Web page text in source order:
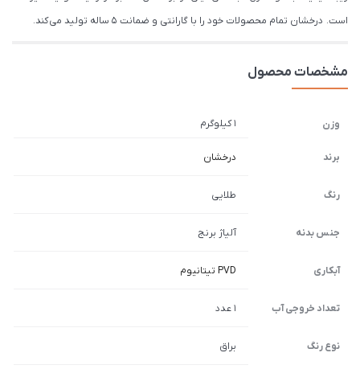
است. درخشان تمام محصولات خود را با گارانتی و ضمانت 5 ساله تولید می کند.
مشخصات محصول
وزن 1 کیلوگرم
برند درخشان
رنگ طلایی
جنس بدنه آلیاژ برنج
آبکاری PVD تیتانیوم
تعداد خروجی آب 1 عدد
نوع رنگ براق